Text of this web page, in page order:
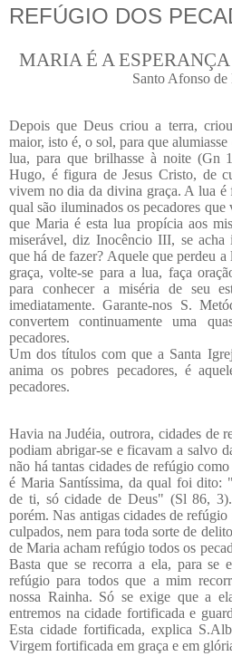
REFÚGIO DOS
MARIA É A
Santo Afonso
Depois que Deus criou a terra,
maior, isto é, o sol, para que
lua, para que brilhasse à noite (Gn
Hugo, é figura de Jesus Cristo, de
vivem no dia da divina graça. A lua
qual são iluminados os pecadores
que Maria é esta lua propícia aos
miserável, diz Inocêncio III, se acha
que há de fazer? Aquele que perdeu
graça, volte-se para a lua, faça
para conhecer a miséria de seu
imediatamente. Garante-nos S.
convertem continuamente uma
pecadores.
Um dos títulos com que a Santa
anima os pobres pecadores, é
pecadores.
Havia na Judéia, outrora, cidades de
podiam abrigar-se e ficavam a salvo
não há tantas cidades de refúgio
é Maria Santíssima, da qual foi dito:
de ti, só cidade de Deus" (Sl 86,
porém. Nas antigas cidades de
culpados, nem para toda sorte de
de Maria acham refúgio todos os
Basta que se recorra a ela, para se
refúgio para todos que a mim
nossa Rainha. Só se exige que a
entremos na cidade fortificada e
Esta cidade fortificada, explica
Virgem fortificada em graça e em